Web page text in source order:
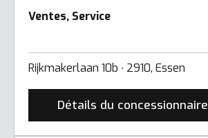
Ventes, Service
Rijkmakerlaan 10b ∙ 2910, Essen
Détails du concessionnaire